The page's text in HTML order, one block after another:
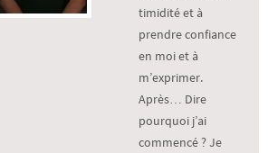
timidité et à
prendre confiance
en moi et à
m’exprimer.
Après… Dire
pourquoi j’ai
commencé ? Je